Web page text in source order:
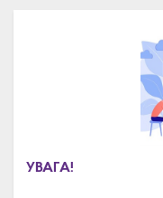
УВАГА!